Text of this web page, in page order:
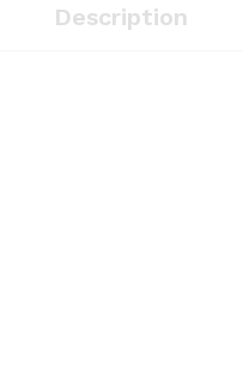
Description